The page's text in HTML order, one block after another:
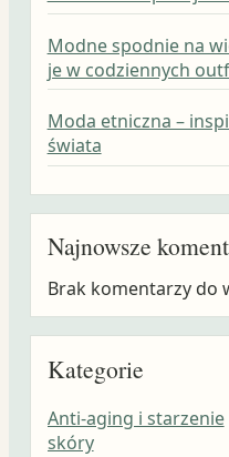
Modne spodnie na
je w codziennych
Moda etniczna –
świata
Najnowsze
Brak komentarzy do
Kategorie
Anti-aging i starzenie
skóry